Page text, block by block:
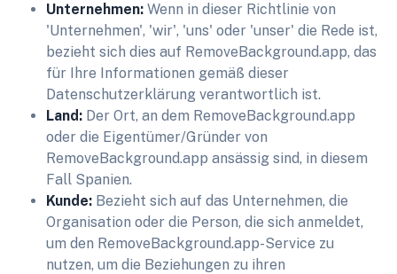
Unternehmen: Wenn in dieser Richtlinie von
'Unternehmen', 'wir', 'uns' oder 'unser' die Rede ist,
bezieht sich dies auf RemoveBackground.app, das
für Ihre Informationen gemäß dieser
Datenschutzerklärung verantwortlich ist.
Land: Der Ort, an dem RemoveBackground.app
oder die Eigentümer/Gründer von
RemoveBackground.app ansässig sind, in diesem
Fall Spanien.
Kunde: Bezieht sich auf das Unternehmen, die
Organisation oder die Person, die sich anmeldet,
um den RemoveBackground.app-Service zu
nutzen, um die Beziehungen zu ihren